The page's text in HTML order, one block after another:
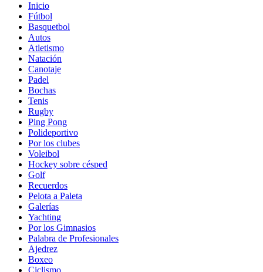
Inicio
Fútbol
Basquetbol
Autos
Atletismo
Natación
Canotaje
Padel
Bochas
Tenis
Rugby
Ping Pong
Polideportivo
Por los clubes
Voleibol
Hockey sobre césped
Golf
Recuerdos
Pelota a Paleta
Galerías
Yachting
Por los Gimnasios
Palabra de Profesionales
Ajedrez
Boxeo
Ciclismo